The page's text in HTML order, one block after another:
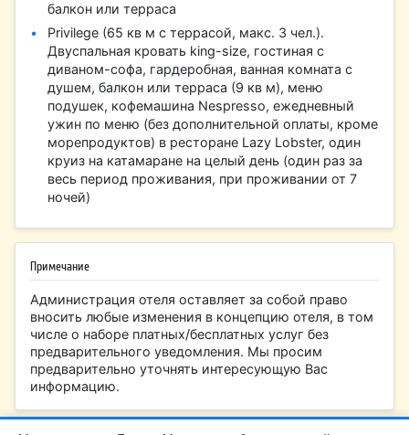
балкон или терраса
Privilege (65 кв м с террасой, макс. 3 чел.).
Двуспальная кровать king-size, гостиная с
диваном-софа, гардеробная, ванная комната с
душем, балкон или терраса (9 кв м), меню
подушек, кофемашина Nespresso, ежедневный
ужин по меню (без дополнительной оплаты, кроме
морепродуктов) в ресторане Lazy Lobster, один
круиз на катамаране на целый день (один раз за
весь период проживания, при проживании от 7
ночей)
Примечание
Администрация отеля оставляет за собой право
вносить любые изменения в концепцию отеля, в том
числе о наборе платных/бесплатных услуг без
предварительного уведомления. Мы просим
предварительно уточнять интересующую Вас
информацию.